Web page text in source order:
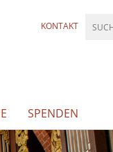
KONTAKT
SPENDEN